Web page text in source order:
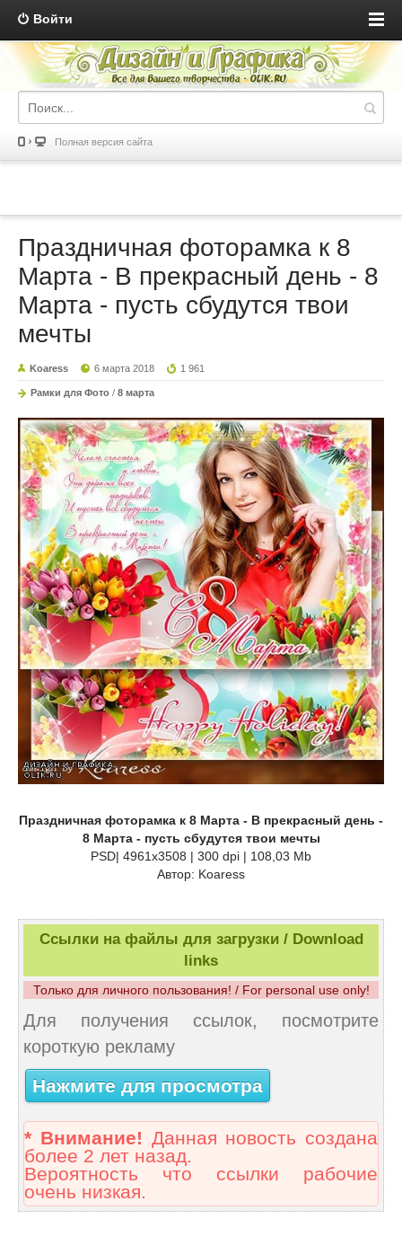
Войти
Полная версия сайта
Праздничная фоторамка к 8
Марта - В прекрасный день - 8
Марта - пусть сбудутся твои
мечты
Koaress 6 марта 2018 1 961
Рамки для Фото / 8 марта
Праздничная фоторамка к 8 Марта - В прекрасный день -
8 Марта - пусть сбудутся твои мечты
PSD| 4961x3508 | 300 dpi | 108,03 Mb
Автор: Koaress
Ссылки на файлы для загрузки / Download
links
Только для личного пользования! / For personal use only!
Для получения ссылок, посмотрите
короткую рекламу
Нажмите для просмотра
* Внимание! Данная новость создана
более 2 лет назад.
Вероятность что ссылки рабочие
очень низкая.